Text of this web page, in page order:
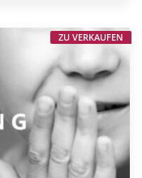
ZU VERKAUFEN